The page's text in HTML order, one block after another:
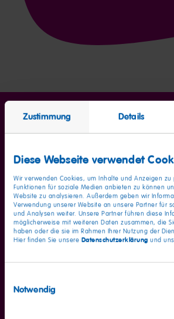
Zustimmung Details
Diese Webseite verwendet
Wir verwenden Cookies, um Inhalte und Anzeigen zu
Funktionen für soziale Medien anbieten zu können
Website zu analysieren. Außerdem geben wir
Verwendung unserer Website an unsere Partner für
und Analysen weiter. Unsere Partner führen diese
möglicherweise mit weiteren Daten zusammen, die
haben oder die sie im Rahmen Ihrer Nutzung der
Hier finden Sie unsere Datenschutzerklärung und
Notwendig
Durchschnittliche Nährwerte
Energie
Fett
davon gesättigte Fettsäuren
Kohlenhydrate